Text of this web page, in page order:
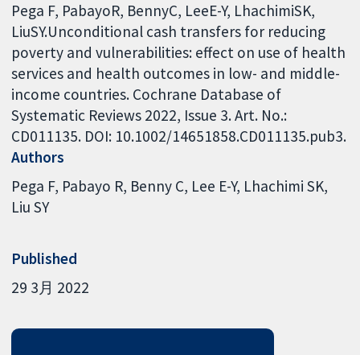
Pega F, PabayoR, BennyC, LeeE-Y, LhachimiSK,
LiuSY.Unconditional cash transfers for reducing
poverty and vulnerabilities: effect on use of health
services and health outcomes in low- and middle-
income countries. Cochrane Database of
Systematic Reviews 2022, Issue 3. Art. No.:
CD011135. DOI: 10.1002/14651858.CD011135.pub3.
Authors
Pega F Pabayo R Benny C Lee E-Y Lhachimi SK
Liu SY
Published
29 3月 2022